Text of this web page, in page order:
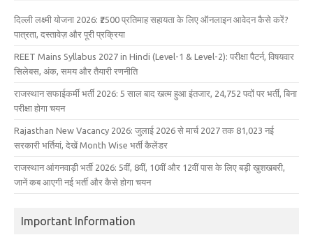
दिल्ली लक्ष्मी योजना 2026: ₹2500 प्रतिमाह सहायता के लिए ऑनलाइन आवेदन कैसे करें?
पात्रता, दस्तावेज़ और पूरी प्रक्रिया
REET Mains Syllabus 2027 in Hindi (Level-1 & Level-2): परीक्षा पैटर्न, विषयवार
सिलेबस, अंक, समय और तैयारी रणनीति
राजस्थान सफाईकर्मी भर्ती 2026: 5 साल बाद खत्म हुआ इंतजार, 24,752 पदों पर भर्ती, बिना
परीक्षा होगा चयन
Rajasthan New Vacancy 2026: जुलाई 2026 से मार्च 2027 तक 81,023 नई
सरकारी भर्तियां, देखें Month Wise भर्ती कैलेंडर
राजस्थान आंगनवाड़ी भर्ती 2026: 5वीं, 8वीं, 10वीं और 12वीं पास के लिए बड़ी खुशखबरी,
जानें कब आएगी नई भर्ती और कैसे होगा चयन
Important Information